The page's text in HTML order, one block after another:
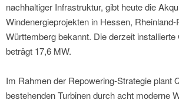
nachhaltiger Infrastruktur, gibt heute die
Windenergieprojekten in Hessen,
Württemberg bekannt. Die derzeit
beträgt 17,6 MW.
Im Rahmen der Repowering-Strategie plant
bestehenden Turbinen durch acht moderne